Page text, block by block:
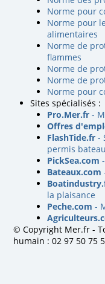
Norme pour
Norme pour
alimentaires
Norme de
flammes
Norme de
Norme de
Norme pour
Sites spécialisés :
Pro.Mer.fr -
Offres
FlashTide.fr -
permis bateau
PickSea.com
Bateaux.com
la plaisance
Peche.com -
© Copyright Mer.fr -
humain : 02 97 50 75